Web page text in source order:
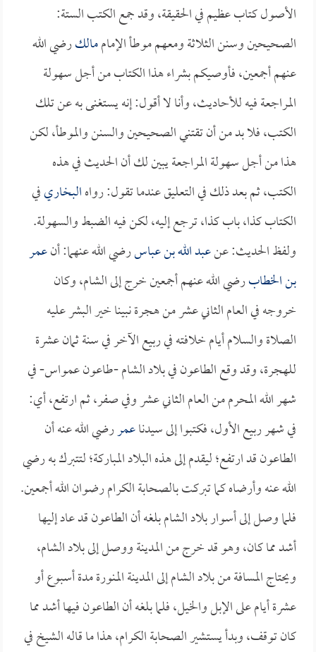
الأصول كتاب عظيم في الحقيقة، وقد جمع الكتب الستة:
الصحيحين وسنن الثلاثة ومعهم موطأ الإماممالكرضي الله
عنهم أجمعين، فأوصيكم بشراء هذا الكتاب من أجل سهولة
المراجعة فيه للأحاديث، وأنا لا أقول: إنه يستغنى به عن تلك
الكتب، فلا بد من أن تقتني الصحيحين والسنن والموطأ، لكن
هذا من أجل سهولة المراجعة يبين لك أن الحديث في هذه
الكتب، ثم بعد ذلك في التعليق عندما تقول: رواهالبخاريفي
الكتاب كذا، باب كذا، ترجع إليه، لكن فيه الضبط والسهولة.
ولفظ الحديث: عنعبد الله بن عباسرضي الله عنهما: أنعمر
بن الخطابرضي الله عنهم أجمعين خرج إلى الشام، وكان
خروجه في العام الثاني عشر من هجرة نبينا خير البشر عليه
الصلاة والسلام أيام خلافته في ربيع الآخر في سنة ثمان عشرة
للهجرة، وقد وقع الطاعون في بلاد الشام -طاعون عمواس- في
شهر الله المحرم من العام الثاني عشر وفي صفر، ثم ارتفع، أي:
في شهر ربيع الأول، فكتبوا إلى سيدناعمررضي الله عنه أن
الطاعون قد ارتفع؛ ليقدم إلى هذه البلاد المباركة؛ لتتبرك به رضي
الله عنه وأرضاه كما تبركت بالصحابة الكرام رضوان الله أجمعين.
فلما وصل إلى أسوار بلاد الشام بلغه أن الطاعون قد عاد إليها
أشد مما كان، وهو قد خرج من المدينة ووصل إلى بلاد الشام،
ويحتاج المسافة من بلاد الشام إلى المدينة المنورة مدة أسبوع أو
عشرة أيام على الإبل والخيل، فلما بلغه أن الطاعون فيها أشد مما
كان توقف، وبدأ يستشير الصحابة الكرام، هذا ما قاله الشيخ في